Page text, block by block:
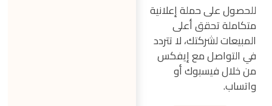
للحصول على حملة إعلانية
متكاملة تحقق أعلى
المبيعات لشركتك، لا تتردد
في التواصل مع إيفكس
من خلال فيسبوك أو
واتساب.